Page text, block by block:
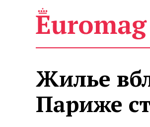
Жилье
Париже